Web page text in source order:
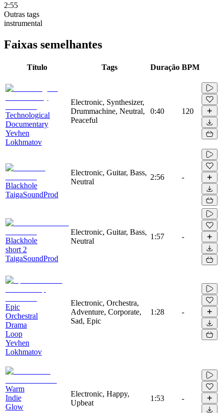
2:55
Outras tags
instrumental
Faixas semelhantes
Título Tags Duração BPM
Technological
Documentary
Yevhen
Lokhmatov
Electronic, Synthesizer,
Drummachine, Neutral,
Peaceful
0:40 120
Blackhole
TaigaSoundProd
Electronic, Guitar, Bass,
Neutral
2:56 -
Blackhole
short 2
TaigaSoundProd
Electronic, Guitar, Bass,
Neutral
1:57 -
Epic
Orchestral
Drama
Loop
Yevhen
Lokhmatov
Electronic, Orchestra,
Adventure, Corporate,
Sad, Epic
1:28 -
Warm
Indie
Glow
Electronic, Happy,
Upbeat
1:53 -